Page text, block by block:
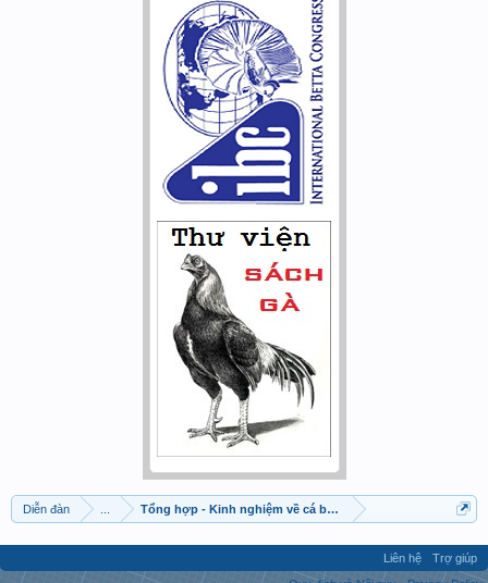
Diễn đàn ... Tổng hợp - Kinh nghiệm về cá betta
Liên hệ
Trợ giúp